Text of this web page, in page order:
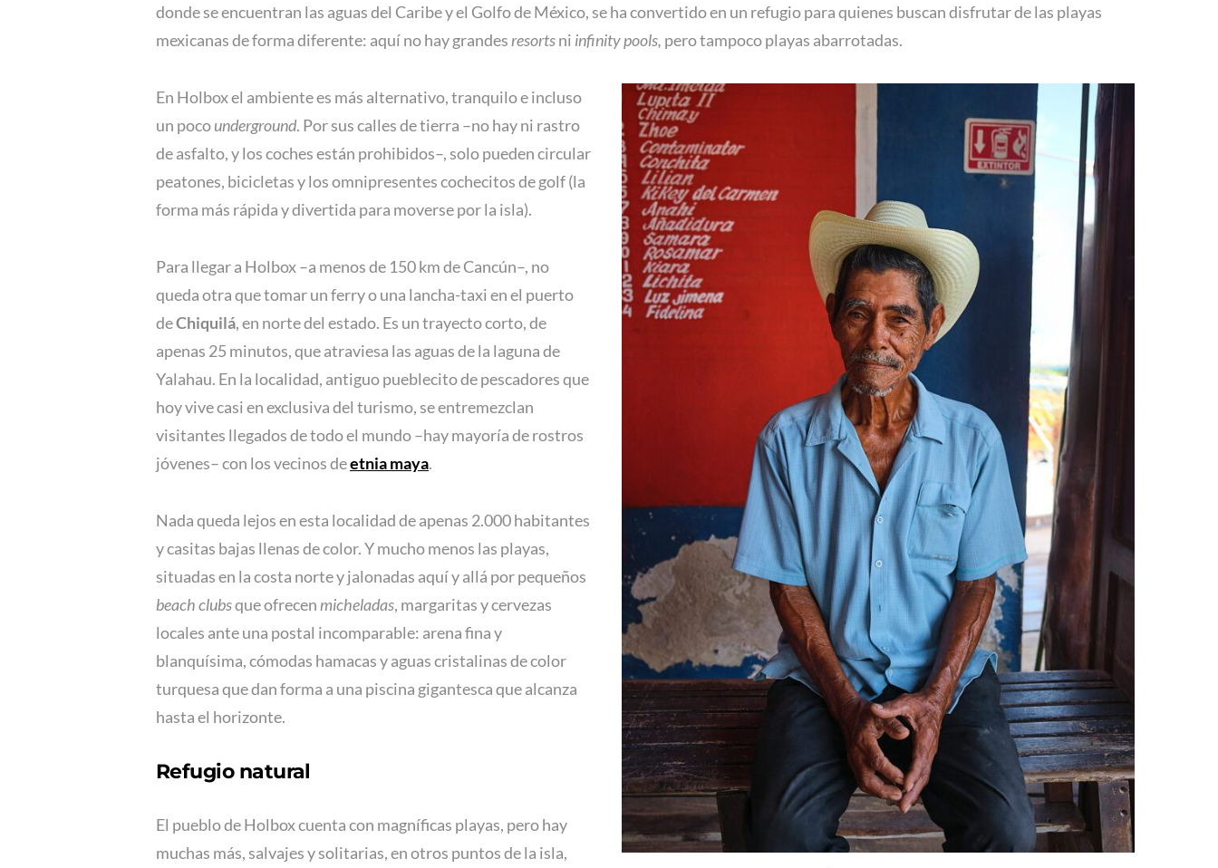
donde se encuentran las aguas del Caribe y el Golfo de México, se ha convertido en un refugio para quienes buscan disfrutar de las playas
mexicanas de forma diferente: aquí no hay grandes resortsni infinity pools, pero tampoco playas abarrotadas.
En Holbox el ambiente es más alternativo, tranquilo e incluso
un pocounderground. Por sus calles de tierra –no hay ni rastro
de asfalto, y los coches están prohibidos–, solo pueden circular
peatones, bicicletas y los omnipresentes cochecitos de golf (la
forma más rápida y divertida para moverse por la isla).
Para llegar a Holbox –a menos de 150 km de Cancún–, no
queda otra que tomar un ferry o una lancha-taxi en el puerto
deChiquilá, en norte del estado. Es un trayecto corto, de
apenas 25 minutos, que atraviesa las aguas de la laguna de
Yalahau. En la localidad, antiguo pueblecito de pescadores que
hoy vive casi en exclusiva del turismo, se entremezclan
visitantes llegados de todo el mundo –hay mayoría de rostros
jóvenes– con los vecinos deetnia maya.
Nada queda lejos en esta localidad de apenas 2.000 habitantes
y casitas bajas llenas de color. Y mucho menos las playas,
situadas en la costa norte y jalonadas aquí y allá por pequeños
beach clubsque ofrecen micheladas, margaritas y cervezas
locales ante una postal incomparable: arena fina y
blanquísima, cómodas hamacas y aguas cristalinas de color
turquesa que dan forma a una piscina gigantesca que alcanza
hasta el horizonte.
Refugio natural
El pueblo de Holbox cuenta con magníficas playas, pero hay
muchas más, salvajes y solitarias, en otros puntos de la isla,